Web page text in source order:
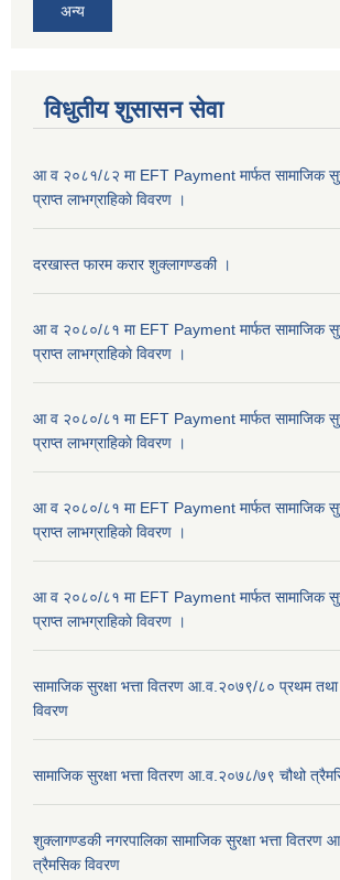
अन्य
विधुतीय शुसासन सेवा
आ व २०८१/८२ मा EFT Payment मार्फत सामाजिक
प्राप्त लाभग्राहिकाे विवरण ।
दरखास्त फारम करार शुक्लागण्डकी ।
आ व २०८०/८१ मा EFT Payment मार्फत सामाजिक
प्राप्त लाभग्राहिकाे विवरण ।
आ व २०८०/८१ मा EFT Payment मार्फत सामाजिक
प्राप्त लाभग्राहिकाे विवरण ।
आ व २०८०/८१ मा EFT Payment मार्फत सामाजिक
प्राप्त लाभग्राहिकाे विवरण ।
आ व २०८०/८१ मा EFT Payment मार्फत सामाजिक
प्राप्त लाभग्राहिकाे विवरण ।
सामाजिक सुरक्षा भत्ता वितरण आ.व.२०७९/८० प्रथम तथा
विवरण
सामाजिक सुरक्षा भत्ता वितरण आ.व.२०७८/७९ चौथो
शुक्लागण्डकी नगरपालिका सामाजिक सुरक्षा भत्ता
त्रैमसिक विवरण